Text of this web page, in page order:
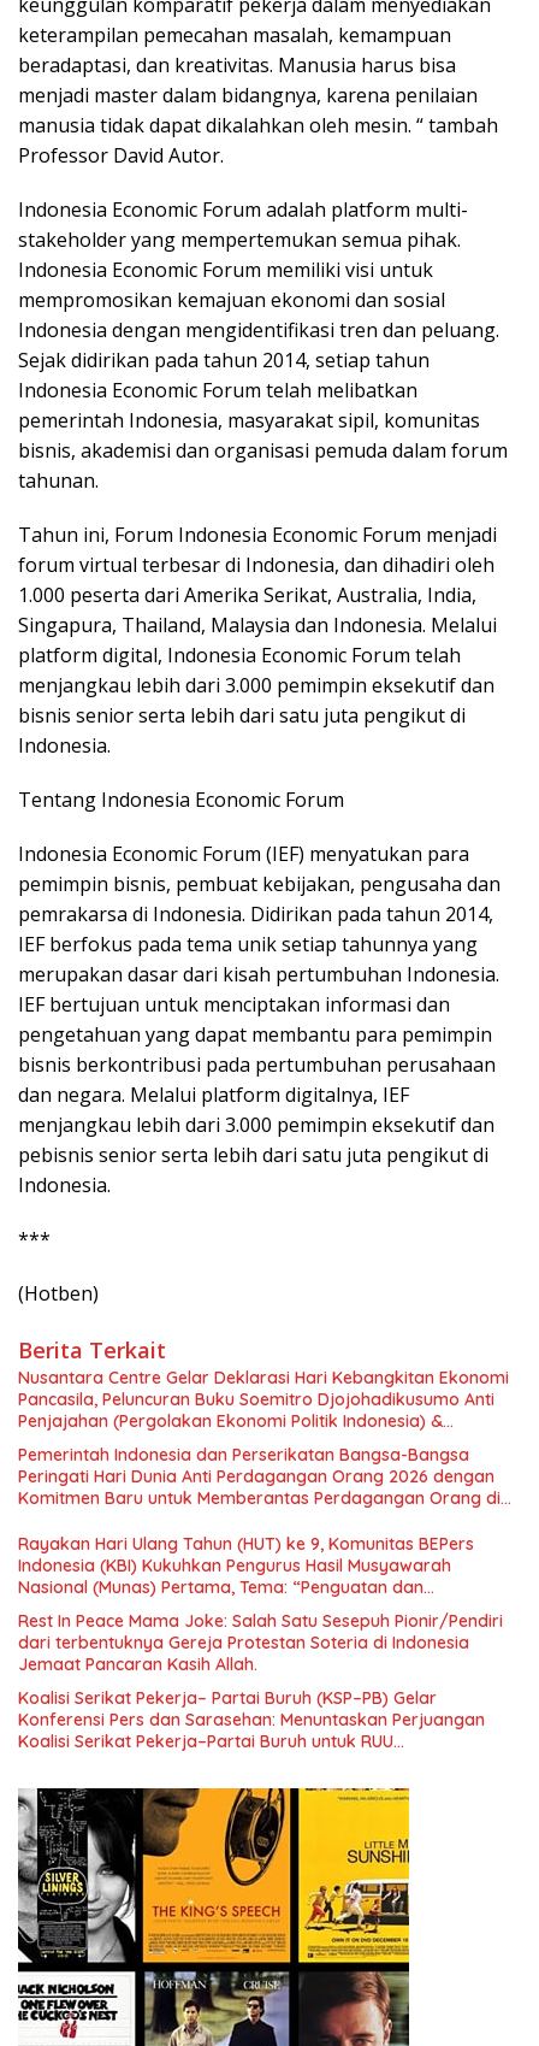
keterampilan pemecahan masalah, kemampuan
beradaptasi, dan kreativitas. Manusia harus bisa
menjadi master dalam bidangnya, karena penilaian
manusia tidak dapat dikalahkan oleh mesin. “ tambah
Professor David Autor.
Indonesia Economic Forum adalah platform multi-
stakeholder yang mempertemukan semua pihak.
Indonesia Economic Forum memiliki visi untuk
mempromosikan kemajuan ekonomi dan sosial
Indonesia dengan mengidentifikasi tren dan peluang.
Sejak didirikan pada tahun 2014, setiap tahun
Indonesia Economic Forum telah melibatkan
pemerintah Indonesia, masyarakat sipil, komunitas
bisnis, akademisi dan organisasi pemuda dalam forum
tahunan.
Tahun ini, Forum Indonesia Economic Forum menjadi
forum virtual terbesar di Indonesia, dan dihadiri oleh
1.000 peserta dari Amerika Serikat, Australia, India,
Singapura, Thailand, Malaysia dan Indonesia. Melalui
platform digital, Indonesia Economic Forum telah
menjangkau lebih dari 3.000 pemimpin eksekutif dan
bisnis senior serta lebih dari satu juta pengikut di
Indonesia.
Tentang Indonesia Economic Forum
Indonesia Economic Forum (IEF) menyatukan para
pemimpin bisnis, pembuat kebijakan, pengusaha dan
pemrakarsa di Indonesia. Didirikan pada tahun 2014,
IEF berfokus pada tema unik setiap tahunnya yang
merupakan dasar dari kisah pertumbuhan Indonesia.
IEF bertujuan untuk menciptakan informasi dan
pengetahuan yang dapat membantu para pemimpin
bisnis berkontribusi pada pertumbuhan perusahaan
dan negara. Melalui platform digitalnya, IEF
menjangkau lebih dari 3.000 pemimpin eksekutif dan
pebisnis senior serta lebih dari satu juta pengikut di
Indonesia.
***
(Hotben)
Berita Terkait
Nusantara Centre Gelar Deklarasi Hari Kebangkitan Ekonomi
Pancasila, Peluncuran Buku Soemitro Djojohadikusumo Anti
Penjajahan (Pergolakan Ekonomi Politik Indonesia) &
Simposium Nasional “Urgensi Undang-Undang Perekonomian
Nasional dan Kesejahteraan Sosial dalam Menata Bangsa
Menuju Indonesia Emas 2045”,
Pemerintah Indonesia dan Perserikatan Bangsa-Bangsa
Peringati Hari Dunia Anti Perdagangan Orang 2026 dengan
Komitmen Baru untuk Memberantas Perdagangan Orang di
Rayakan Hari Ulang Tahun (HUT) ke 9, Komunitas BEPers
Indonesia (KBI) Kukuhkan Pengurus Hasil Musyawarah
Nasional (Munas) Pertama, Tema: “Penguatan dan
Pengembangan Organisasi KBI yang Berbasis Riset di seluruh
Indonesia dan Mancanegara”.
Rest In Peace Mama Joke: Salah Satu Sesepuh Pionir/Pendiri
dari terbentuknya Gereja Protestan Soteria di Indonesia
Jemaat Pancaran Kasih Allah.
Koalisi Serikat Pekerja– Partai Buruh (KSP–PB) Gelar
Konferensi Pers dan Sarasehan: Menuntaskan Perjuangan
Koalisi Serikat Pekerja–Partai Buruh untuk RUU